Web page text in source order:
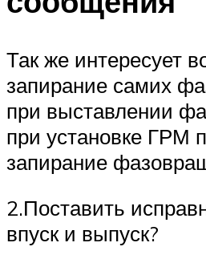
Так же интересует
запирание самих
при выставлении
при установке ГРМ
запирание
2.Поставить
впуск и выпуск?